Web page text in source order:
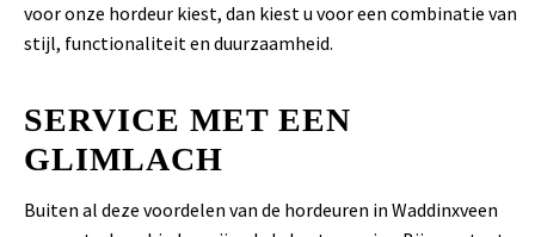
voor onze hordeur kiest, dan kiest u voor een combinatie van
stijl, functionaliteit en duurzaamheid.
SERVICE MET EEN
GLIMLACH
Buiten al deze voordelen van de hordeuren in Waddinxveen